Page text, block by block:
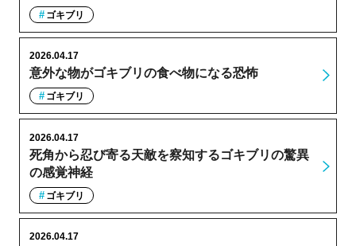
ゴキブリ
意外な物がゴキブリの食べ物になる恐怖
2026.04.17
ゴキブリ
死角から忍び寄る天敵を察知するゴキブリの驚異
の感覚神経
2026.04.17
ゴキブリ
2026.04.17